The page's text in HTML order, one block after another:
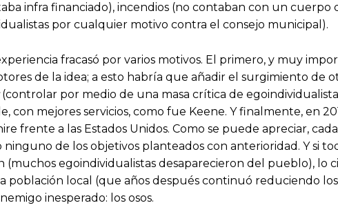
infra financiado), incendios (no contaban con un cuerpo
por cualquier motivo contra el consejo municipal).
fracasó por varios motivos. El primero, y muy
de la idea; a esto habría que añadir el surgimiento de
(controlar por medio de una masa crítica de
con mejores servicios, como fue Keene. Y finalmente, en
frente a las Estados Unidos. Como se puede apreciar,
ninguno de los objetivos planteados con anterioridad. Y
(muchos egoindividualistas desaparecieron del pueblo),
población local (que años después continuó reduciendo
inesperado: los osos.